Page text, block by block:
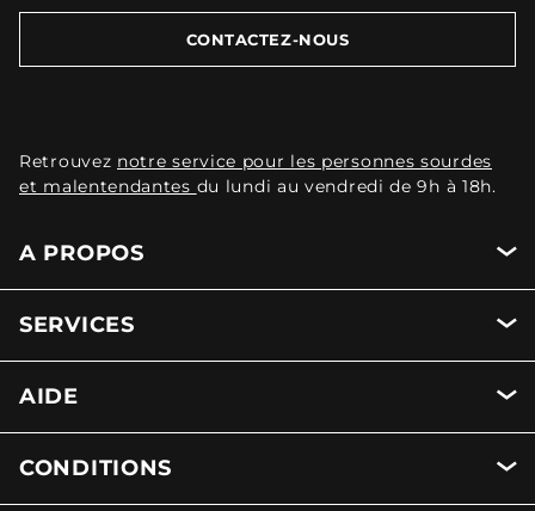
CONTACTEZ-NOUS
Retrouvez notre service pour les personnes sourdes
et malentendantes du lundi au vendredi de 9h à 18h.
A PROPOS
SERVICES
AIDE
CONDITIONS